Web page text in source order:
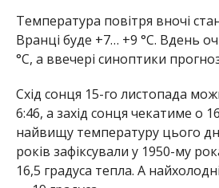
зима прийде. А якщо цього дня
до м’якої зими. З цього дня і
відбувається стійке